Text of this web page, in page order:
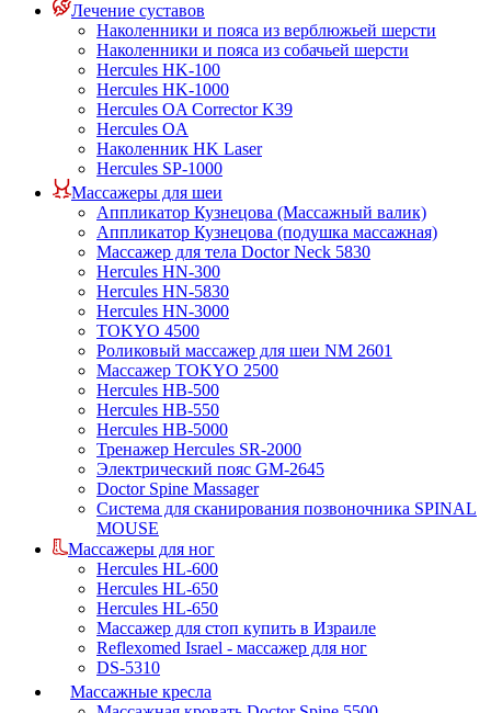
Лечение суставов
Наколенники и пояса из верблюжьей шерсти
Наколенники и пояса из собачьей шерсти
Hercules HK-100
Hercules HK-1000
Hercules OA Corrector K39
Hercules OA
Наколенник HK Laser
Hercules SP-1000
Массажеры для шеи
Аппликатор Кузнецова (Массажный валик)
Аппликатор Кузнецова (подушка массажная)
Массажер для тела Doctor Neck 5830
Hercules HN-300
Hercules HN-5830
Hercules HN-3000
TOKYO 4500
Роликовый массажер для шеи NM 2601
Массажер TOKYO 2500
Hercules HB-500
Hercules HB-550
Hercules HB-5000
Тренажер Hercules SR-2000
Электрический пояс GM-2645
Doctor Spine Massager
Система для сканирования позвоночника SPINAL
MOUSE
Массажеры для ног
Hercules HL-600
Hercules HL-650
Hercules HL-650
Массажер для стоп купить в Израиле
Reflexomed Israel - массажер для ног
DS-5310
Массажные кресла